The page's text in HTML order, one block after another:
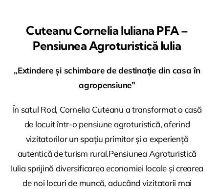
Cuteanu Cornelia Iuliana PFA –
Pensiunea Agroturistică Iulia
„Extindere și schimbare de destinație din casa în
agropensiune”
În satul Rod, Cornelia Cuteanu a transformat o casă
de locuit într-o pensiune agroturistică, oferind
vizitatorilor un spațiu primitor și o experiență
autentică de turism rural.Pensiunea Agroturistică
Iulia sprijină diversificarea economiei locale și crearea
de noi locuri de muncă, aducând vizitatorii mai